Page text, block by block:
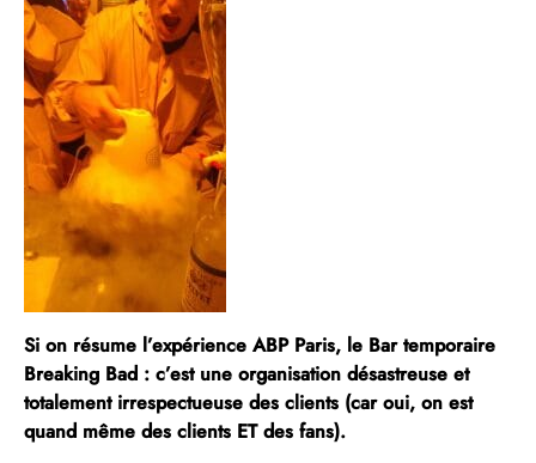
Si on résume l’expérience ABP Paris, le Bar temporaire
Breaking Bad : c’est une organisation désastreuse et
totalement irrespectueuse des clients (car oui, on est
quand même des clients ET des fans).